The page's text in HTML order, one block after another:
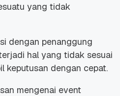
yang tidak
dengan penanggung
hal yang tidak sesuai
keputusan dengan cepat.
mengenai event